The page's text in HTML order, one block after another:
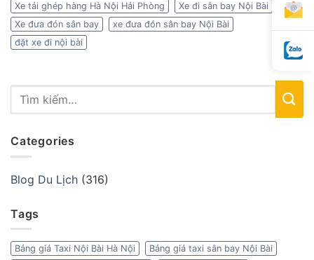
Xe tải ghép hàng Hà Nội Hải Phòng
Xe đi sân bay Nội Bài
Xe đưa đón sân bay
xe đưa đón sân bay Nội Bài
đặt xe đi nội bài
Categories
Blog Du Lịch (316)
Tags
Bảng giá Taxi Nội Bài Hà Nội
Bảng giá taxi sân bay Nội Bài